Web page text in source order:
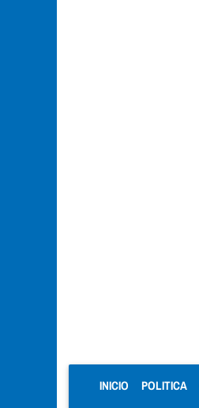
INICIO (CURRENT)
POLITICA